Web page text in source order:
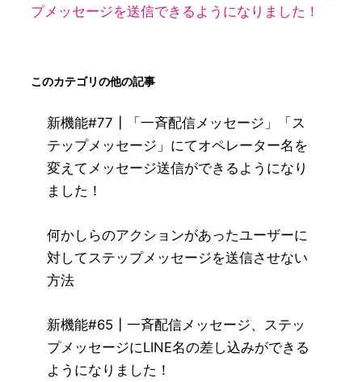
プメッセージを送信できるようになりました！
このカテゴリの他の記事
新機能#77┃「一斉配信メッセージ」「ス
テップメッセージ」にてオペレーター名を
変えてメッセージ送信ができるようになり
ました！
何かしらのアクションがあったユーザーに
対してステップメッセージを送信させない
方法
新機能#65┃一斉配信メッセージ、ステッ
プメッセージにLINE名の差し込みができる
ようになりました！